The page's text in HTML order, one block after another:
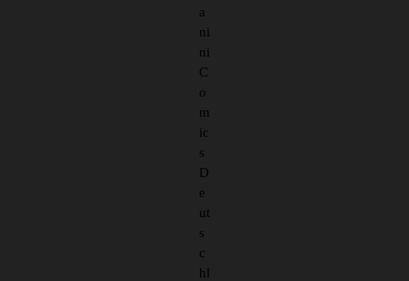
a
ni
ni
C
o
m
ic
s
D
e
ut
s
c
hl